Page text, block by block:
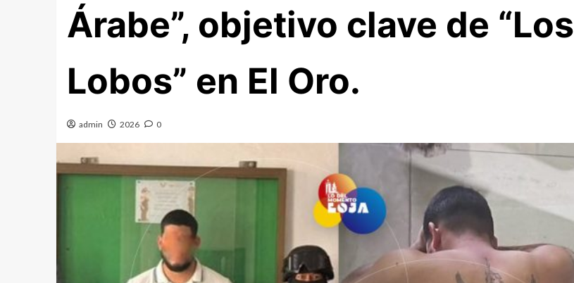
Árabe”, objetivo clave de “Los
Lobos” en El Oro.
admin 2026 0